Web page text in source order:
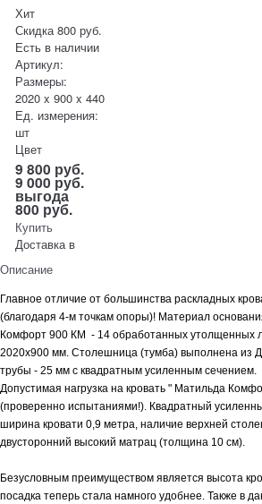
Хит
Скидка 800 руб.
Есть в наличии
Артикул:
Размеры:
2020 x 900 x 440
Ед. измерения:
шт
Цвет
9 800 руб.
9 000 руб.
выгода
800 руб.
Купить
Доставка в
Описание
Главное отличие от большинства раскладных
(благодаря 4-м точкам опоры)! Материал
Комфорт 900 КМ - 14 обработанных утолщенных
2020х900 мм. Столешница (тумба) выполнена из
трубы - 25 мм с квадратным усиленным сечением.
Допустимая нагрузка на кровать " Матильда
(проверенно испытаниями!). Квадратный
ширина кровати 0,9 метра, наличие верхней
двусторонний высокий матрац (толщина 10 см).
Безусловным преимуществом является высота
посадка теперь стала намного удобнее. Также в